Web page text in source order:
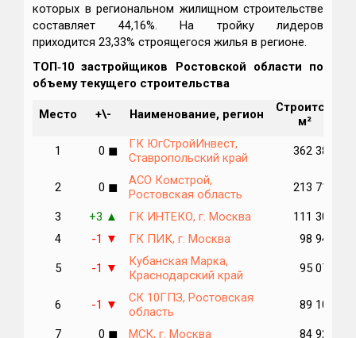
которых в региональном жилищном строительстве
составляет 44,16%. На тройку лидеров
приходится 23,33% строящегося жилья в регионе.
ТОП‑10 застройщиков Ростовской области по
объему текущего строительства
Место +\- Наименование, регион
Строится,
м²
1 0 ◼
ГК ЮгСтройИнвест,
Ставропольский край
362 380
2 0 ◼
АСО Комстрой,
Ростовская область
213 710
3 +3 ▲ ГК ИНТЕКО, г. Москва
111 300
4
-1 ▼ ГК ПИК, г. Москва 98 944
5 -1 ▼
Кубанская Марка,
Краснодарский край
95 074
6 -1 ▼
СК 10ГПЗ, Ростовская
область
89 108
7 0 ◼ МСК, г. Москва 84 924